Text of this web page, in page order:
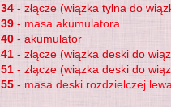
34 - złącze (wiązka tylna do
39 - masa akumulatora
40 - akumulator
41 - złącze (wiązka deski do
51 - złącze (wiązka deski do
55 - masa deski rozdzielczej lewa